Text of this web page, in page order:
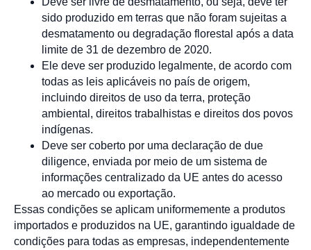
sido produzido em terras que não foram sujeitas a
desmatamento ou degradação florestal após a data
limite de 31 de dezembro de 2020.
Ele deve ser produzido legalmente, de acordo com
todas as leis aplicáveis no país de origem,
incluindo direitos de uso da terra, proteção
ambiental, direitos trabalhistas e direitos dos povos
indígenas.
Deve ser coberto por uma declaração de due
diligence, enviada por meio de um sistema de
informações centralizado da UE antes do acesso
ao mercado ou exportação.
Essas condições se aplicam uniformemente a produtos
importados e produzidos na UE, garantindo igualdade de
condições para todas as empresas, independentemente